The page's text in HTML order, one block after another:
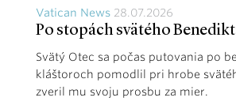
Vatican News 28.07.2026
Po stopách svätého
Svätý Otec sa počas putovania po
kláštoroch pomodlil pri hrobe
zveril mu svoju prosbu za mier.